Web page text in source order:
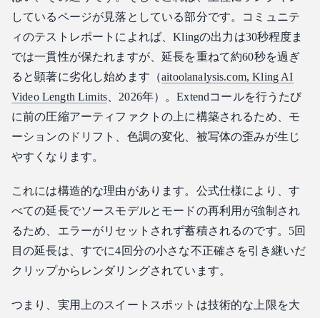
しているページが見落としている部分です。コミュニテ
ィのテストレポートによれば、Klingの出力は30秒程度ま
では一貫性が保たれますが、延長を重ねて約60秒を過ぎ
ると顕著に劣化し始めます（aitoolanalysis.com, Kling AI
Video Length Limits 、2026年）。Extendコールを行うたび
に前の圧縮アーティファクトの上に構築されるため、モ
ーションのドリフト、色調の変化、被写体の歪みが生じ
やすくなります。
これには構造的な理由があります。公式仕様により、す
べての延長でソースモデルとモードの再利用が強制され
るため、エラーがリセットされず蓄積されるのです。5回
目の延長は、すでに4回分の小さな不正確さを引き継いだ
クリップからレンダリングされています。
つまり、実用上のスイートスポットは技術的な上限を大